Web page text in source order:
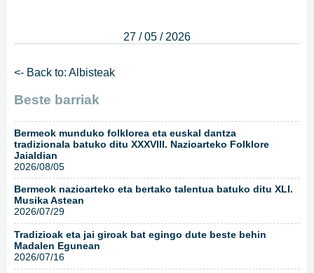
27 / 05 / 2026
<- Back to: Albisteak
Beste barriak
Bermeok munduko folklorea eta euskal dantza
tradizionala batuko ditu XXXVIII. Nazioarteko Folklore
Jaialdian
2026/08/05
Bermeok nazioarteko eta bertako talentua batuko ditu XLI.
Musika Astean
2026/07/29
Tradizioak eta jai giroak bat egingo dute beste behin
Madalen Egunean
2026/07/16